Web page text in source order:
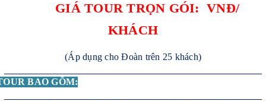
GIÁ TOUR TRỌN GÓI: VNĐ/
KHÁCH
(Áp dụng cho Đoàn trên 25 khách)
BAO GỒM: